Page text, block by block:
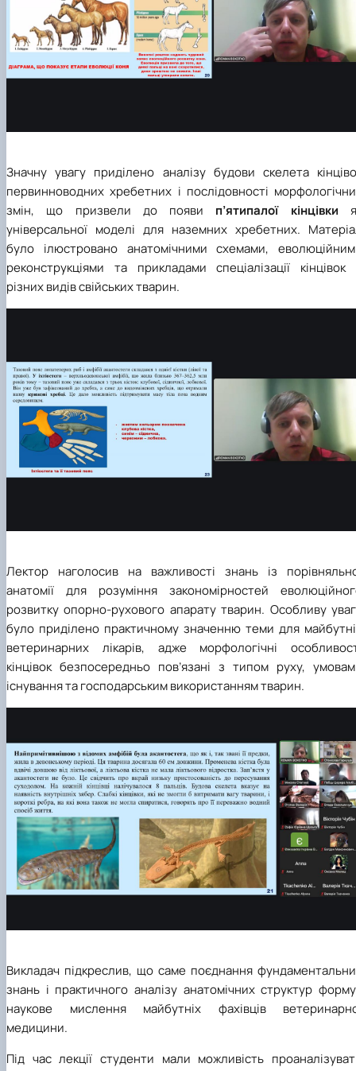
Значну увагу приділено аналізу будови скелета
первинноводних хребетних і послідовності
змін, що призвели до появи п’ятипалої кінцівки
універсальної моделі для наземних хребетних.
було ілюстровано анатомічними схемами,
реконструкціями та прикладами спеціалізації кінцівок
різних видів свійських тварин.
Лектор наголосив на важливості знань із
анатомії для розуміння закономірностей
розвитку опорно-рухового апарату тварин. Особливу
було приділено практичному значенню теми для
ветеринарних лікарів, адже морфологічні
кінцівок безпосередньо пов’язані з типом руху,
існування та господарським використанням тварин.
Викладач підкреслив, що саме поєднання
знань і практичного аналізу анатомічних структур
наукове мислення майбутніх фахівців
медицини.
Під час лекції студенти мали можливість